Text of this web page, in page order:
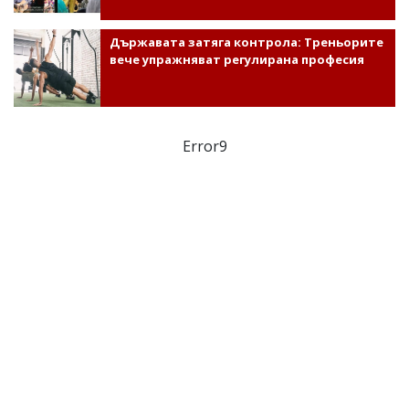
Държавата затяга контрола: Треньорите
вече упражняват регулирана професия
Error9